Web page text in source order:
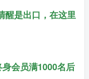
醒是出口，在这里
会员满1000名后